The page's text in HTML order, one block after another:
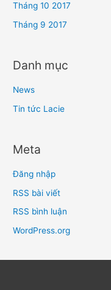
Tháng 10 2017
Tháng 9 2017
Danh mục
News
Tin tức Lacie
Meta
Đăng nhập
RSS bài viết
RSS bình luận
WordPress.org